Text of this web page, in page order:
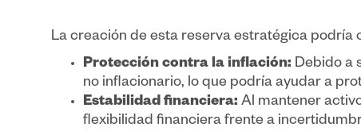
La creación de esta reserva estratégica
Protección contra la inflación: Debido a
no inflacionario, lo que podría ayudar a
Estabilidad financiera: Al mantener
flexibilidad financiera frente a